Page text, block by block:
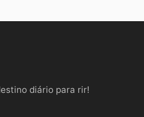
diário para rir!